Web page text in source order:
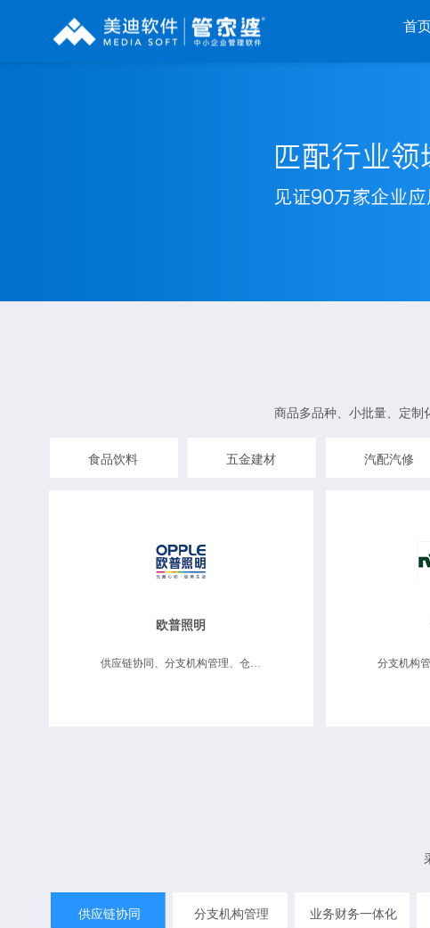
首
管家婆分销ERP S3
管家婆分销ERP V3
管家
管家
商品多品种、小批量、定制
食品饮料 五金建材 汽配汽修
欧普照明
供应链协同 分支机构管理 业务财务一体化